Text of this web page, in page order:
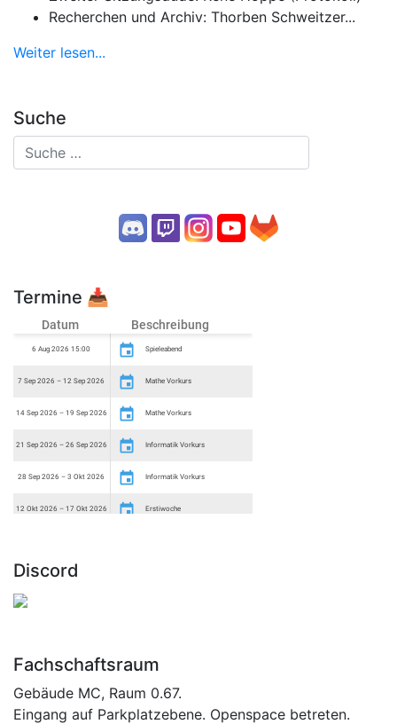
Recherchen und Archiv: Thorben Schweitzer...
Weiter lesen...
Suche
Termine 📥
Discord
Fachschaftsraum
Gebäude MC, Raum 0.67.
Eingang auf Parkplatzebene. Openspace betreten.